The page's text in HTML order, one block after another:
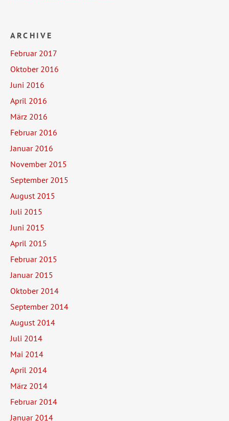
ARCHIVE
Februar 2017
Oktober 2016
Juni 2016
April 2016
März 2016
Februar 2016
Januar 2016
November 2015
September 2015
August 2015
Juli 2015
Juni 2015
April 2015
Februar 2015
Januar 2015
Oktober 2014
September 2014
August 2014
Juli 2014
Mai 2014
April 2014
März 2014
Februar 2014
Januar 2014